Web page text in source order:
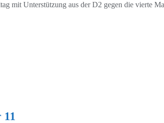
mit Unterstützung aus der D2 gegen die vierte